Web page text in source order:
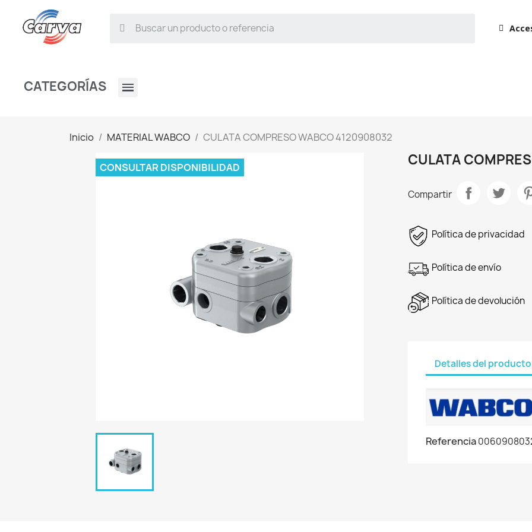
CATEGORÍAS
Inicio MATERIAL WABCO CULATA COMPRESO WABCO 4120908032
CONSULTAR DISPONIBILIDAD CULATA
Compartir
Política de privacidad
Política de envío
Política de devolución
Detalles del producto
Referencia